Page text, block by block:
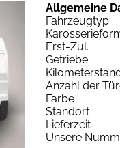
Allgemeine
Fahrzeugtyp
Erst-Zul.
Getriebe
Anzahl der
Farbe
Standort
Lieferzeit
Unsere